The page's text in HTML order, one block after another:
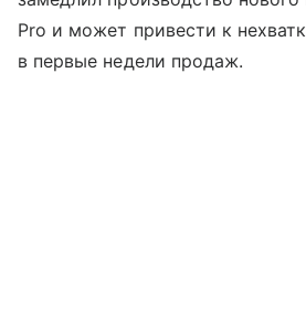
Pro и может привести к
в первые недели продаж.